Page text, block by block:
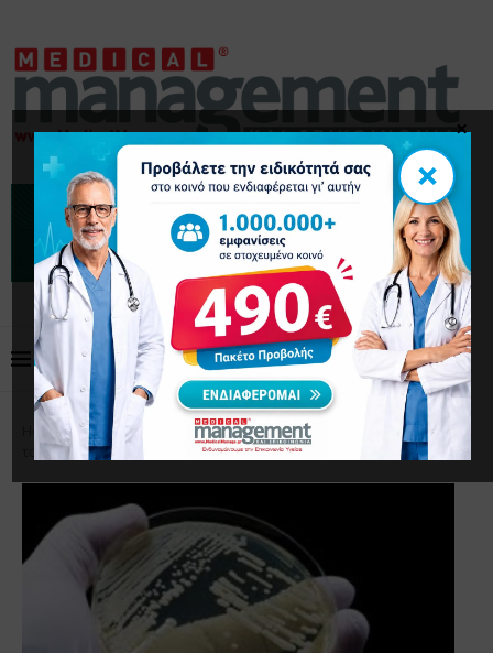
Home Επιστημονικά Άρθρα
Καντιντίαση: Εμφανίζει
ταχεία αντοχή στα αντιμυκητιασικά φάρμακα
×
×